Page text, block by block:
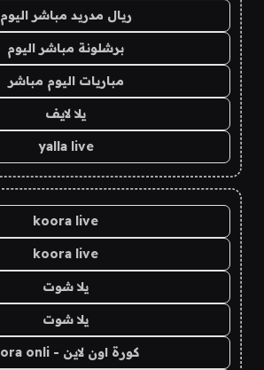
ريال مدريد مباشر اليوم
برشلونة مباشر اليوم
مباريات اليوم مباشر
يلا لايف
yalla live
koora live
koora live
يلا شوت
يلا شوت
كورة اون لاين - kora onli